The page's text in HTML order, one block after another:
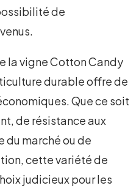
de
la vigne Cotton Candy
durable offre de
Que ce soit
de résistance aux
du marché ou de
cette variété de
judicieux pour les